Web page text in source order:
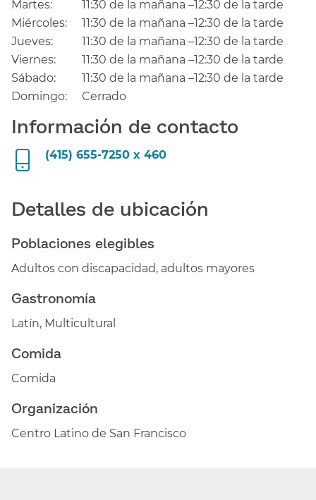
Martes:​​
11:30 de la mañana –12:30 de la tarde​​
Miércoles:​​
11:30 de la mañana –12:30 de la tarde​​
Jueves:​​
11:30 de la mañana –12:30 de la tarde​​
Viernes:​​
11:30 de la mañana –12:30 de la tarde​​
Sábado:​​
11:30 de la mañana –12:30 de la tarde​​
Domingo:​​
Cerrado​​
Información de contacto​​
(415) 655-7250 x 460​​
Detalles de ubicación​​
Poblaciones elegibles​​
Adultos con discapacidad, adultos mayores​​
Gastronomía​​
Latín, Multicultural​​
Comida​​
Comida​​
Organización​​
Centro Latino de San Francisco​​